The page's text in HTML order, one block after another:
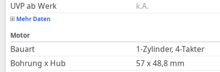
UVP ab Werk
k.A.
Mehr Daten
Motor
Bauart
1-Zylinder, 4-Takter
Bohrung x Hub
57x48,8 mm